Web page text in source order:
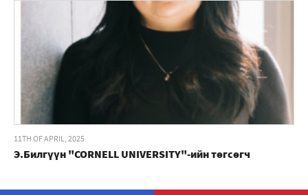
11TH OF APRIL, 2025
Э.Билгүүн "CORNELL UNIVERSITY"-ийн төгсөгч